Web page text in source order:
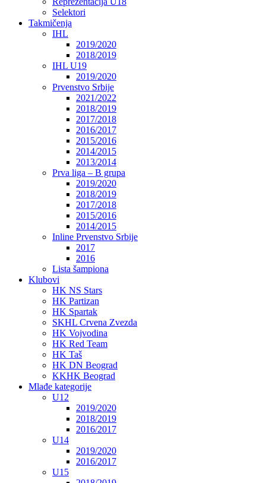
Selektori
Takmičenja
IHL
2019/2020
2018/2019
IHL U19
2019/2020
Prvenstvo Srbije
2021/2022
2018/2019
2017/2018
2016/2017
2015/2016
2014/2015
2013/2014
Prva liga – B grupa
2019/2020
2018/2019
2017/2018
2015/2016
2014/2015
Inline Prvenstvo Srbije
2017
2016
Lista šampiona
Klubovi
HK NS Stars
HK Partizan
HK Spartak
SKHL Crvena Zvezda
HK Vojvodina
HK Red Team
HK Taš
HK DN Beograd
KKHK Beograd
Mlađe kategorije
U12
2019/2020
2018/2019
2016/2017
U14
2019/2020
2016/2017
U15